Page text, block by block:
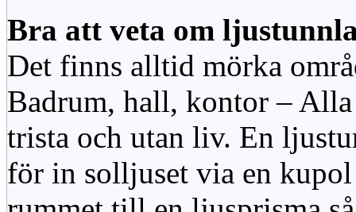
Bra att veta om
Det finns alltid mörka
Badrum, hall, kontor – Alla
trista och utan liv. En
för in solljuset via en